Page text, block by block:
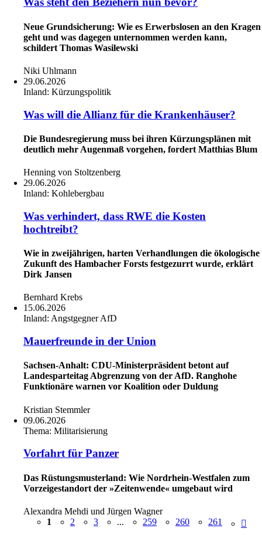
Neue Grundsicherung: Wie es Erwerbslosen an den Kragen
geht und was dagegen unternommen werden kann,
schildert Thomas Wasilewski
Niki Uhlmann
29.06.2026
Inland: Kürzungspolitik
Was will die Allianz für die Krankenhäuser?
Die Bundesregierung muss bei ihren Kürzungsplänen mit
deutlich mehr Augenmaß vorgehen, fordert Matthias Blum
Henning von Stoltzenberg
29.06.2026
Inland: Kohlebergbau
Was verhindert, dass RWE die Kosten
hochtreibt?
Wie in zweijährigen, harten Verhandlungen die ökologische
Zukunft des Hambacher Forsts festgezurrt wurde, erklärt
Dirk Jansen
Bernhard Krebs
15.06.2026
Inland: Angstgegner AfD
Mauerfreunde in der Union
Sachsen-Anhalt: CDU-Ministerpräsident betont auf
Landesparteitag Abgrenzung von der AfD. Ranghohe
Funktionäre warnen vor Koalition oder Duldung
Kristian Stemmler
09.06.2026
Thema: Militarisierung
Vorfahrt für Panzer
Das Rüstungsmusterland: Wie Nordrhein-Westfalen zum
Vorzeigestandort der »Zeitenwende« umgebaut wird
Alexandra Mehdi und Jürgen Wagner
1
2 3 ... 259 260 261